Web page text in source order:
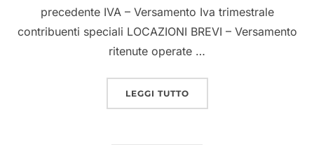
precedente IVA – Versamento Iva trimestrale
contribuenti speciali LOCAZIONI BREVI – Versamento
ritenute operate …
LEGGI TUTTO